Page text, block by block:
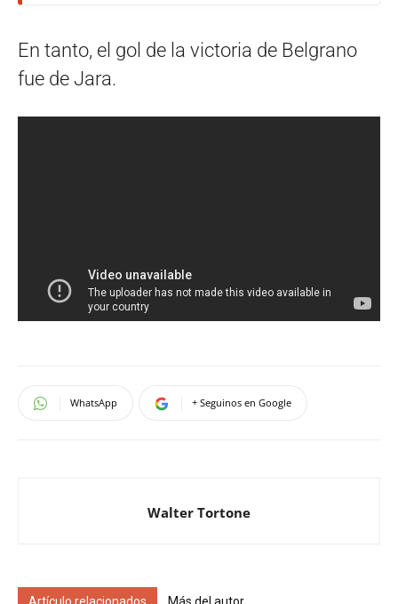
En tanto, el gol de la victoria de Belgrano
fue de Jara.
WhatsApp + Seguinos en Google
Walter Tortone